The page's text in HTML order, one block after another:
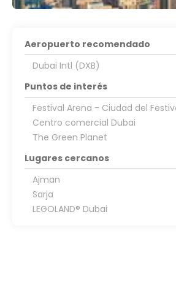
Aeropuerto recomendado
Dubai Intl (DXB)
Puntos de interés
Festival Arena - Ciudad del
Centro comercial Dubai
The Green Planet
Lugares cercanos
Ajman
Sarja
LEGOLAND® Dubai